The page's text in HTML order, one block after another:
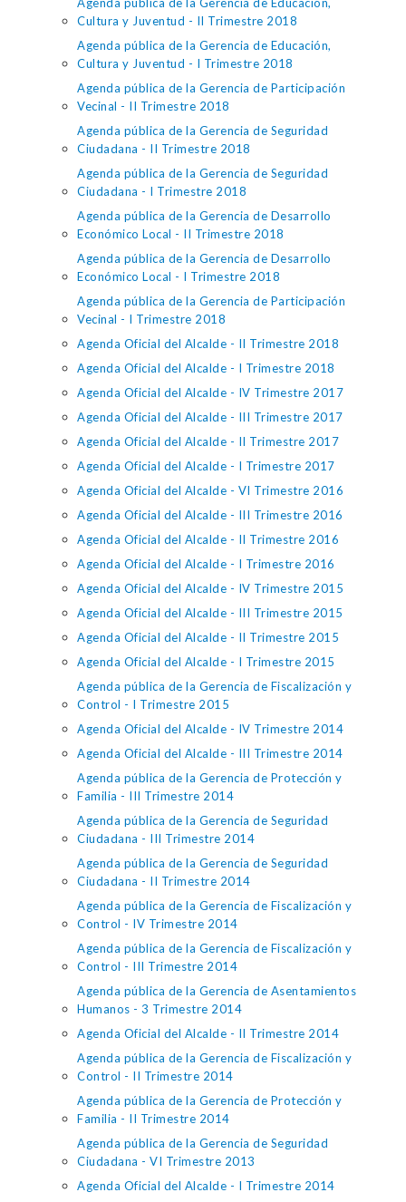
Cultura y Juventud - II Trimestre 2018
Agenda pública de la Gerencia de Educación,
Cultura y Juventud - I Trimestre 2018
Agenda pública de la Gerencia de Participación
Vecinal - II Trimestre 2018
Agenda pública de la Gerencia de Seguridad
Ciudadana - II Trimestre 2018
Agenda pública de la Gerencia de Seguridad
Ciudadana - I Trimestre 2018
Agenda pública de la Gerencia de Desarrollo
Económico Local - II Trimestre 2018
Agenda pública de la Gerencia de Desarrollo
Económico Local - I Trimestre 2018
Agenda pública de la Gerencia de Participación
Vecinal - I Trimestre 2018
Agenda Oficial del Alcalde - II Trimestre 2018
Agenda Oficial del Alcalde - I Trimestre 2018
Agenda Oficial del Alcalde - IV Trimestre 2017
Agenda Oficial del Alcalde - III Trimestre 2017
Agenda Oficial del Alcalde - II Trimestre 2017
Agenda Oficial del Alcalde - I Trimestre 2017
Agenda Oficial del Alcalde - VI Trimestre 2016
Agenda Oficial del Alcalde - III Trimestre 2016
Agenda Oficial del Alcalde - II Trimestre 2016
Agenda Oficial del Alcalde - I Trimestre 2016
Agenda Oficial del Alcalde - IV Trimestre 2015
Agenda Oficial del Alcalde - III Trimestre 2015
Agenda Oficial del Alcalde - II Trimestre 2015
Agenda Oficial del Alcalde - I Trimestre 2015
Agenda pública de la Gerencia de Fiscalización y
Control - I Trimestre 2015
Agenda Oficial del Alcalde - IV Trimestre 2014
Agenda Oficial del Alcalde - III Trimestre 2014
Agenda pública de la Gerencia de Protección y
Familia - III Trimestre 2014
Agenda pública de la Gerencia de Seguridad
Ciudadana - III Trimestre 2014
Agenda pública de la Gerencia de Seguridad
Ciudadana - II Trimestre 2014
Agenda pública de la Gerencia de Fiscalización y
Control - IV Trimestre 2014
Agenda pública de la Gerencia de Fiscalización y
Control - III Trimestre 2014
Agenda pública de la Gerencia de Asentamientos
Humanos - 3 Trimestre 2014
Agenda Oficial del Alcalde - II Trimestre 2014
Agenda pública de la Gerencia de Fiscalización y
Control - II Trimestre 2014
Agenda pública de la Gerencia de Protección y
Familia - II Trimestre 2014
Agenda pública de la Gerencia de Seguridad
Ciudadana - VI Trimestre 2013
Agenda Oficial del Alcalde - I Trimestre 2014